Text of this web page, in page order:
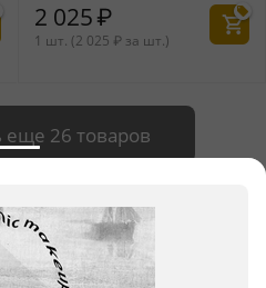
2 025₽
1 шт. (2 025 ₽ за шт.)
еще 26 товаров